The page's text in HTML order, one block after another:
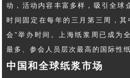
动，活动内容丰富多样，吸引全球
时间固定在每年的三月第三周，
会”举办时间。上海纸浆周已成为
最多、参会人员层次最高的国际性
中国和全球纸浆市场